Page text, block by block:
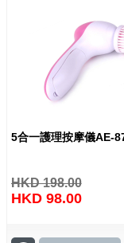
5合一護理按摩儀AE-
HKD 198.00
HKD 98.00